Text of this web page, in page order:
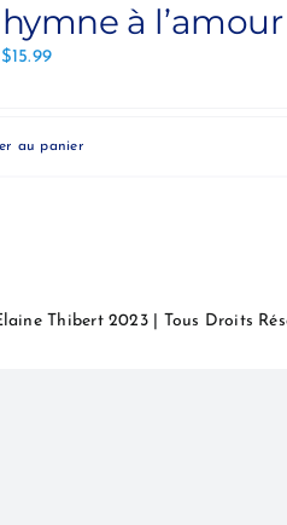
à l’amour
$15.99
au panier
Thibert 2023 | Tous Droits